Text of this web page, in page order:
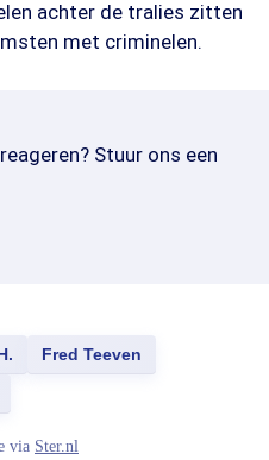
achter de tralies zitten
met criminelen.
Stuur ons een
Fred Teeven
via Ster.nl